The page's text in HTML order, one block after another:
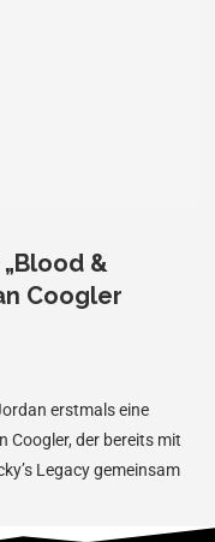
&
Coogler
erstmals eine
Coogler, der bereits mit
Legacy gemeinsam